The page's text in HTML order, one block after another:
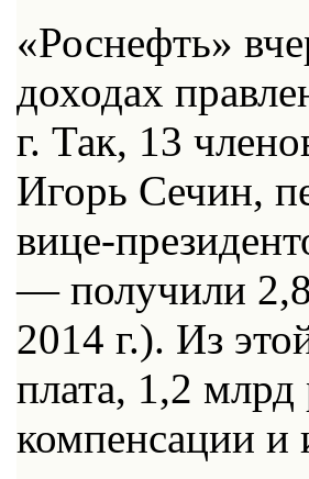
«Роснефть»
доходах
г. Так, 13
Игорь Сечин,
вице-
— получили
2014 г.). Из
плата, 1,2
компенсации и